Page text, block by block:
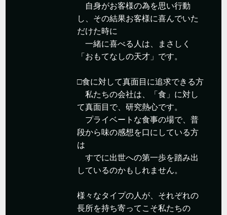
自身がお客様の為を思い行動
し、その結果お客様に喜んでいた
だけた時に
一緒に喜べる人は、まさしく
「おもてなしの天才」です。
□食に対して真面目に追求できる方
私たちの会社は、「食」に対し
て真面目で、研究熱心です。
プライベートな食事の場で、普
段から味の感想を口にしている方
は
すでに出世への第一歩を踏み出
しているのかもしれません。
様々なタイプの人が、それぞれの
長所を持ち寄ってこそ私たちの